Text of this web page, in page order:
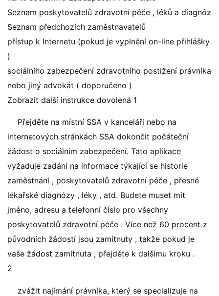
Seznam poskytovatelů zdravotní péče , léků a diagnóz
Seznam předchozích zaměstnavatelů
přístup k Internetu (pokud je vyplnění on-line přihlášky
)
sociálního zabezpečení zdravotního postižení právníka
nebo jiný advokát ( doporučeno )
Zobrazit další instrukce dovolená 1
Přejděte na místní SSA v kanceláři nebo na
internetových stránkách SSA dokončit počáteční
žádost o sociálním zabezpečení. Tato aplikace
vyžaduje zadání na informace týkající se historie
zaměstnání , poskytovatelů zdravotní péče , přesné
lékařské diagnózy , léky , atd. Budete muset mít
jméno, adresu a telefonní číslo pro všechny
poskytovatelů zdravotní péče . Více než 60 procent z
původních žádostí jsou zamítnuty , takže pokud je
vaše žádost zamítnuta , přejděte k dalšímu kroku .
2
zvážit najímání právníka, který se specializuje na